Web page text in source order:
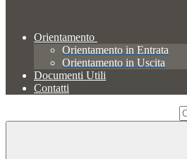
Orientamento
Orientamento in Entrata
Orientamento in Uscita
Documenti Utili
Contatti